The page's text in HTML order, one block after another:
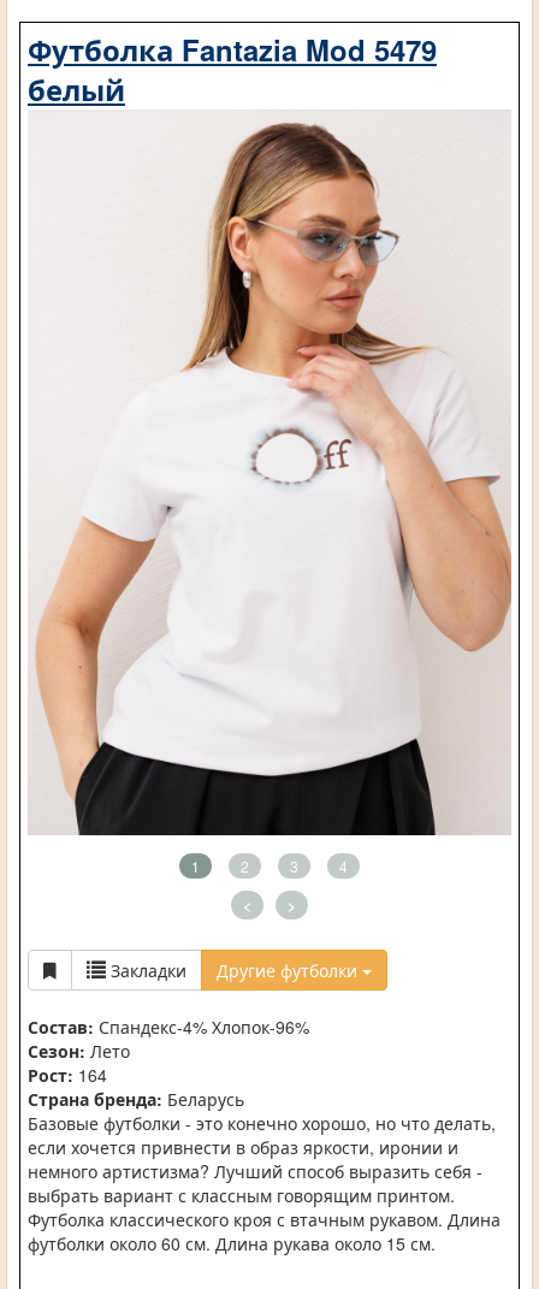
Футболка Fantazia Mod 5479
белый
1 2 3 4
< >
Закладки Другие футболки
Состав: Спандекс-4% Хлопок-96%
Сезон: Лето
Рост: 164
Страна бренда: Беларусь
Базовые футболки - это конечно хорошо, но что делать,
если хочется привнести в образ яркости, иронии и
немного артистизма? Лучший способ выразить себя -
выбрать вариант с классным говорящим принтом.
Футболка классического кроя с втачным рукавом. Длина
футболки около 60 см. Длина рукава около 15 см.